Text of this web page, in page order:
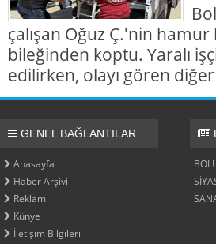
çalışan Oğuz Ç.'nin hamur
bileğinden koptu. Yaralı
edilirken, olayı gören
GENEL BAĞLANTILAR
Anasayfa
Haber Arşivi
Reklam
Künye
İletişim Bilgileri